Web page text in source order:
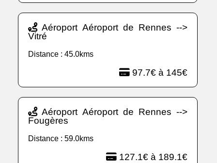
Aéroport Aéroport de Rennes -->
Vitré
Distance : 45.0kms
97.7€ à 145€
Aéroport Aéroport de Rennes -->
Fougères
Distance : 59.0kms
127.1€ à 189.1€